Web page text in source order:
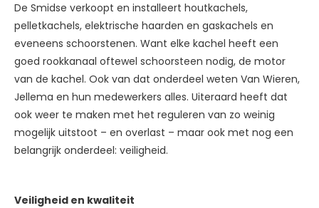
De Smidse verkoopt en installeert houtkachels,
pelletkachels, elektrische haarden en gaskachels en
eveneens schoorstenen. Want elke kachel heeft een
goed rookkanaal oftewel schoorsteen nodig, de motor
van de kachel. Ook van dat onderdeel weten Van Wieren,
Jellema en hun medewerkers alles. Uiteraard heeft dat
ook weer te maken met het reguleren van zo weinig
mogelijk uitstoot – en overlast – maar ook met nog een
belangrijk onderdeel: veiligheid.
Veiligheid en kwaliteit